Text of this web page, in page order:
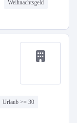
Weihnachtsgeld
Urlaub >= 30